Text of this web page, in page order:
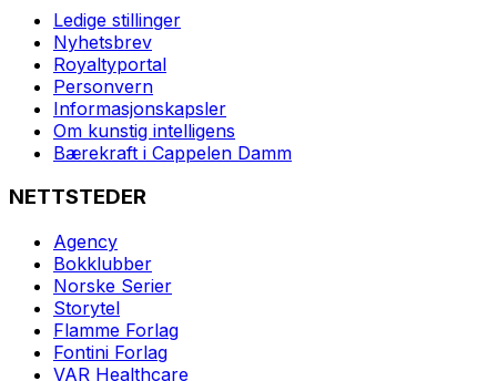
Ledige stillinger
Nyhetsbrev
Royaltyportal
Personvern
Informasjonskapsler
Om kunstig intelligens
Bærekraft i Cappelen Damm
NETTSTEDER
Agency
Bokklubber
Norske Serier
Storytel
Flamme Forlag
Fontini Forlag
VAR Healthcare